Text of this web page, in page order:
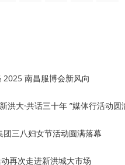
2025 南昌服博会新风向
洪大·共话三十年 ”媒体行活动圆
三八妇女节活动圆满落幕
再次走进新洪城大市场